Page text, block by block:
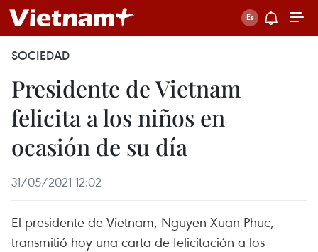
SOCIEDAD
Presidente de Vietnam
felicita a los niños en
ocasión de su día
31/05/2021 12:02
El presidente de Vietnam, Nguyen Xuan Phuc,
transmitió hoy una carta de felicitación a los